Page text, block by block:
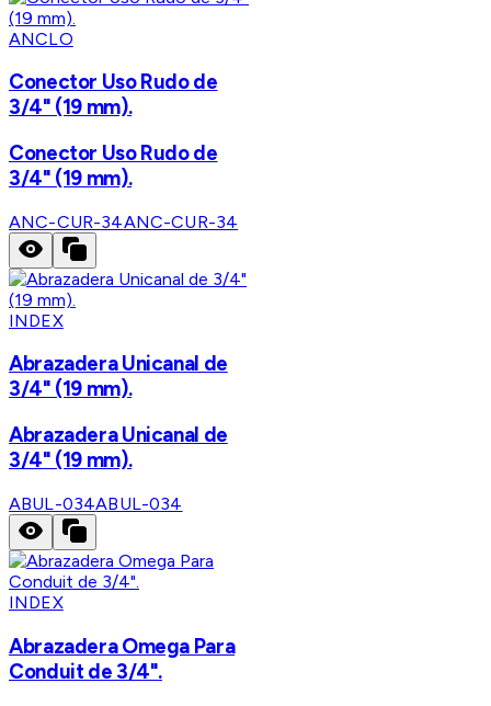
ANCLO
Conector Uso Rudo de
3/4" (19 mm).
Conector Uso Rudo de
3/4" (19 mm).
ANC-CUR-34ANC-CUR-34
INDEX
Abrazadera Unicanal de
3/4" (19 mm).
Abrazadera Unicanal de
3/4" (19 mm).
ABUL-034ABUL-034
INDEX
Abrazadera Omega Para
Conduit de 3/4".